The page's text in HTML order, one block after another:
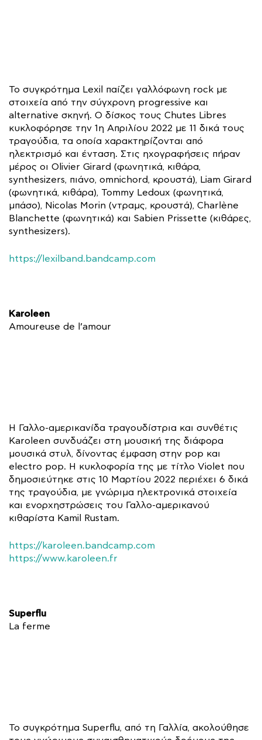
Το συγκρότημα Lexil παίζει γαλλόφωνη rock με
στοιχεία από την σύγχρονη progressive και
alternative σκηνή. Ο δίσκος τους Chutes Libres
κυκλοφόρησε την 1η Απριλίου 2022 με 11 δικά τους
τραγούδια, τα οποία χαρακτηρίζονται από
ηλεκτρισμό και ένταση. Στις ηχογραφήσεις πήραν
μέρος οι Olivier Girard (φωνητικά, κιθάρα,
synthesizers, πιάνο, omnichord, κρουστά), Liam Girard
(φωνητικά, κιθάρα), Tommy Ledoux (φωνητικά,
μπάσο), Nicolas Morin (ντραμς, κρουστά), Charlène
Blanchette (φωνητικά) και Sabien Prissette (κιθάρες,
synthesizers).
https://lexilband.bandcamp.com
Karoleen
Amoureuse de l’amour
Η Γαλλο-αμερικανίδα τραγουδίστρια και συνθέτις
Karoleen συνδυάζει στη μουσική της διάφορα
μουσικά στυλ, δίνοντας έμφαση στην pop και
electro pop. Η κυκλοφορία της με τίτλο Violet που
δημοσιεύτηκε στις 10 Μαρτίου 2022 περιέχει 6 δικά
της τραγούδια, με γνώριμα ηλεκτρονικά στοιχεία
και ενορχηστρώσεις του Γαλλο-αμερικανού
κιθαρίστα Kamil Rustam.
https://karoleen.bandcamp.com
https://www.karoleen.fr
Superflu
La ferme
Το συγκρότημα Superflu, από τη Γαλλία, ακολούθησε